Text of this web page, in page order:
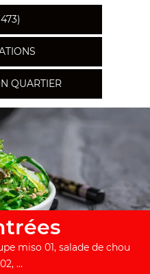
QUARTIER
miso 01, salade de chou
...